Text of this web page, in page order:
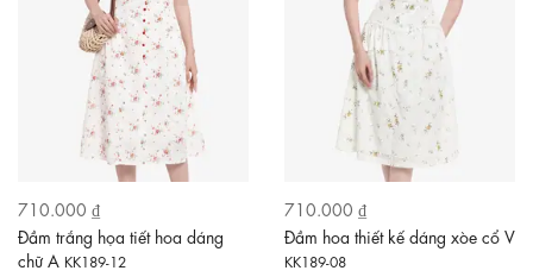
710.000 ₫
Đầm trắng họa tiết hoa dáng
chữ A KK189-12
710.000 ₫
Đầm hoa thiết kế dáng xòe cổ V
KK189-08